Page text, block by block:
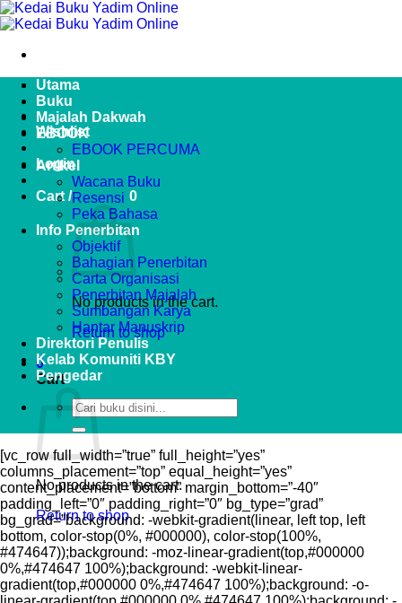
Skip
to
Wishlist
Login
Cart /RM0.00 0
No products in the cart.
Return to shop
0
Cart
No products in the cart.
Return to shop
Utama
Buku
Majalah Dakwah
EBOOK
EBOOK PERCUMA
Artikel
Wacana Buku
Resensi
Peka Bahasa
Info Penerbitan
Objektif
Bahagian Penerbitan
Carta Organisasi
Penerbitan Majalah
Sumbangan Karya
Hantar Manuskrip
Direktori Penulis
Kelab Komuniti KBY
Pengedar
Search
for:
[vc_row full_width=”true” full_height=”yes”
columns_placement=”top” equal_height=”yes”
content_placement=”bottom” margin_bottom=”-40″
padding_left=”0″ padding_right=”0″ bg_type=”grad”
bg_grad=”background: -webkit-gradient(linear, left top, left
bottom, color-stop(0%, #000000), color-stop(100%,
#474647));background: -moz-linear-gradient(top,#000000
0%,#474647 100%);background: -webkit-linear-
gradient(top,#000000 0%,#474647 100%);background: -o-